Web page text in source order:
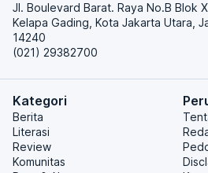
Jl. Boulevard Barat. Raya No.B Blok
Kelapa Gading, Kota Jakarta Utara,
14240
(021) 29382700
Kategori
Berita
Literasi
Review
Komunitas